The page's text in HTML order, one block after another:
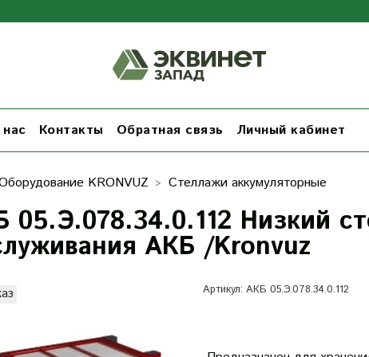
Контакты Обратная связь Личный кабинет
KRONVUZ Стеллажи аккумуляторные
05.Э.078.34.0.112 Низкий
АКБ /Kronvuz
Артикул: АКБ 05.Э.078.34.0.112